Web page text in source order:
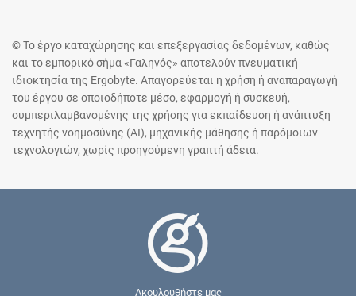
© Το έργο καταχώρησης και επεξεργασίας δεδομένων, καθώς
και το εμπορικό σήμα «Γαληνός» αποτελούν πνευματική
ιδιοκτησία της Ergobyte. Απαγορεύεται η χρήση ή αναπαραγωγή
του έργου σε οποιοδήποτε μέσο, εφαρμογή ή συσκευή,
συμπεριλαμβανομένης της χρήσης για εκπαίδευση ή ανάπτυξη
τεχνητής νοημοσύνης (AI), μηχανικής μάθησης ή παρόμοιων
τεχνολογιών, χωρίς προηγούμενη γραπτή άδεια.
Ακουλουθήστε μας